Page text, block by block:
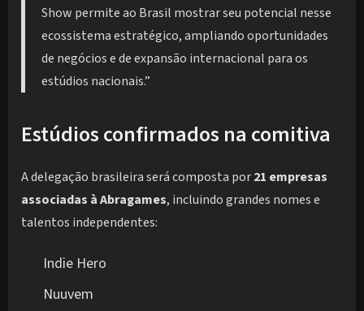
Show permite ao Brasil mostrar seu potencial nesse
ecossistema estratégico, ampliando oportunidades
de negócios e de expansão internacional para os
estúdios nacionais.”
Estúdios confirmados na comitiva
A delegação brasileira será composta por21 empresas
associadas à Abragames, incluindo grandes nomes e
talentos independentes:
Indie Hero
Nuuvem